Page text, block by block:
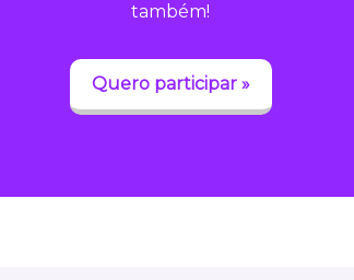
também!
Quero participar »